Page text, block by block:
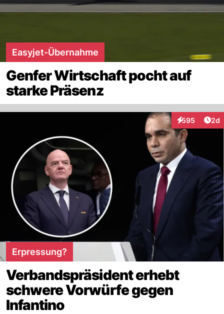
Easyjet-Übernahme
Genfer Wirtschaft pocht auf
starke Präsenz
595
Interaktionen
2d
Erpressung?
Verbandspräsident erhebt
schwere Vorwürfe gegen
Infantino